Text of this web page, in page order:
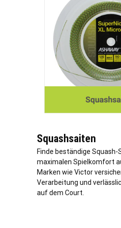
Squashsaiten
Finde beständige Squash-
maximalen Spielkomfort
Marken wie Victor
Verarbeitung und
auf dem Court.